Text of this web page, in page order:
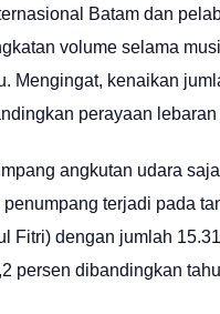
Batam dan
volume selama
Mengingat, kenaikan
perayaan
angkutan udara
penumpang terjadi pada
Fitri) dengan jumlah
persen dibandingkan